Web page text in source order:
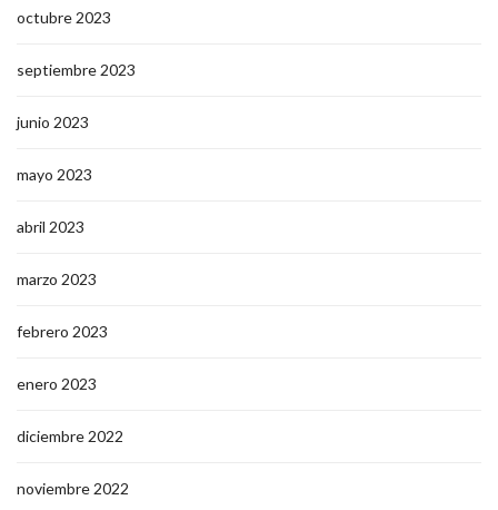
octubre 2023
septiembre 2023
junio 2023
mayo 2023
abril 2023
marzo 2023
febrero 2023
enero 2023
diciembre 2022
noviembre 2022